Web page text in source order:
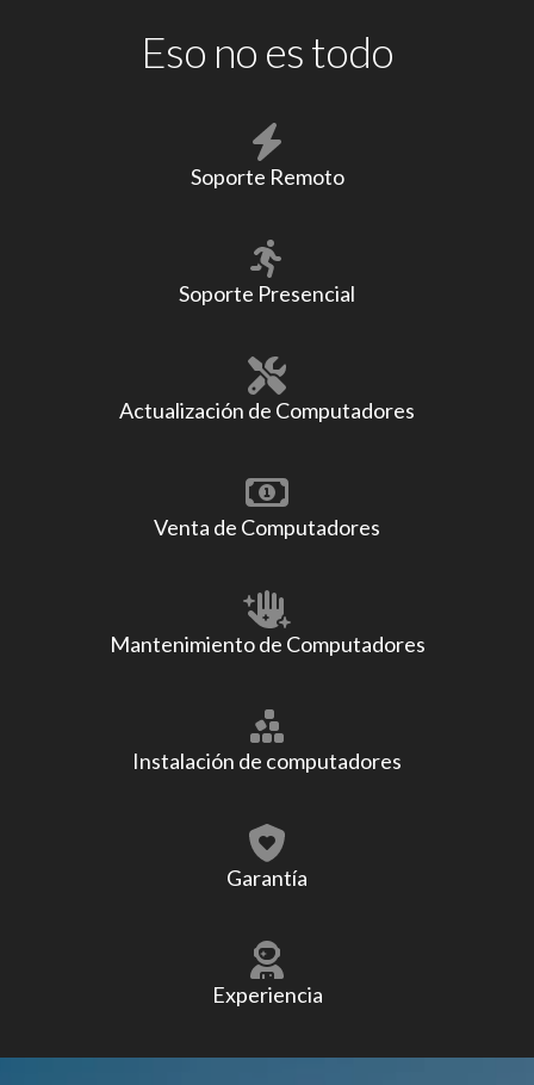
Eso no es todo
Soporte Remoto
Soporte Presencial
Actualización de Computadores
Venta de Computadores
Mantenimiento de Computadores
Instalación de computadores
Garantía
Experiencia